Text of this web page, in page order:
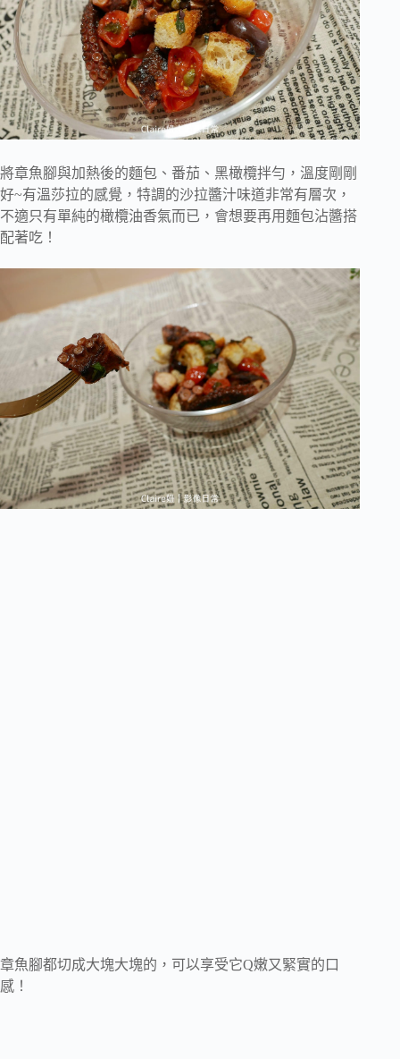
將章魚腳與加熱後的麵包、番茄、黑橄欖拌勻，溫度剛剛
好~有溫莎拉的感覺，特調的沙拉醬汁味道非常有層次，
不適只有單純的橄欖油香氣而已，會想要再用麵包沾醬搭
配著吃！
章魚腳都切成大塊大塊的，可以享受它Q嫩又緊實的口
感！